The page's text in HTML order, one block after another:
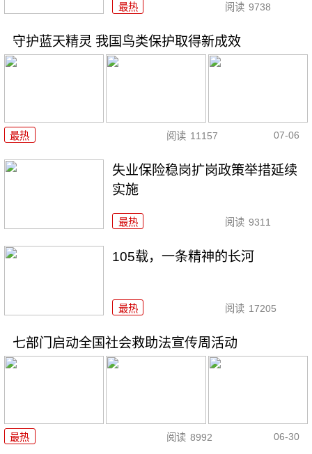
最热 阅读 9738
守护蓝天精灵 我国鸟类保护取得新成效
最热 阅读 11157 07-06
失业保险稳岗扩岗政策举措延续
实施
最热 阅读 9311
105载，一条精神的长河
最热 阅读 17205
七部门启动全国社会救助法宣传周活动
最热 阅读 8992 06-30